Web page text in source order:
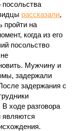
посольства
рассказали,
пройти на
когда из его
посольство
Мужчину и
задержали
задержания с
ходе разговора
являются